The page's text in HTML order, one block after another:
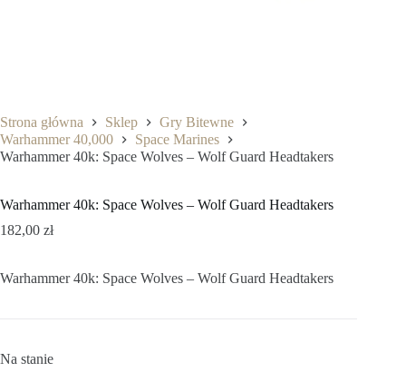
Strona główna Sklep
Gry Bitewne
Warhammer 40,000
Space Marines
Warhammer 40k: Space Wolves – Wolf Guard Headtakers
Warhammer 40k: Space Wolves – Wolf Guard Headtakers
182,00 zł
Warhammer 40k: Space Wolves – Wolf Guard Headtakers
Na stanie